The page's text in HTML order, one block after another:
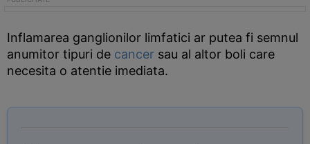
Inflamarea ganglionilor limfatici ar putea fi semnul
anumitor tipuri de cancer sau al altor boli care
necesita o atentie imediata.